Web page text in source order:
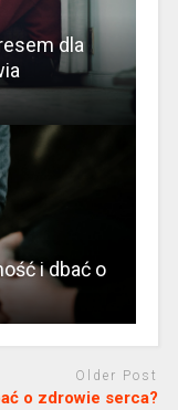
dla
i dbać o
Older Post
o zdrowie serca?